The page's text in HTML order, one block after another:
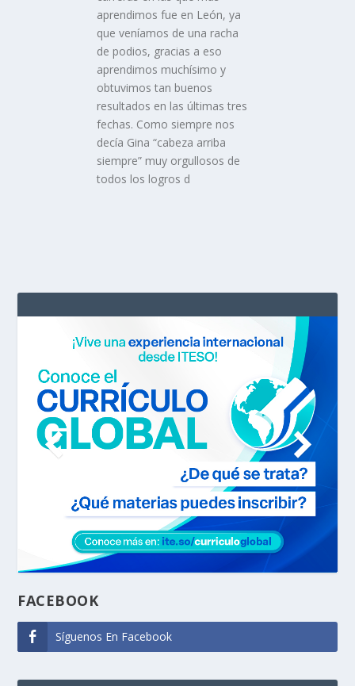
aprendimos fue en León, ya
que veníamos de una racha
de podios, gracias a eso
aprendimos muchísimo y
obtuvimos tan buenos
resultados en las últimas tres
fechas. Como siempre nos
decía Gina “cabeza arriba
siempre” muy orgullosos de
todos los logros d
FACEBOOK
Síguenos En Facebook